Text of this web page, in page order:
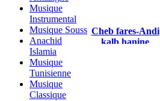
Musique
Instrumental
Musique Souss
Anachid
Islamia
Musique
Tunisienne
Musique
Classique
Cheb fares-Andi
kalb hanine